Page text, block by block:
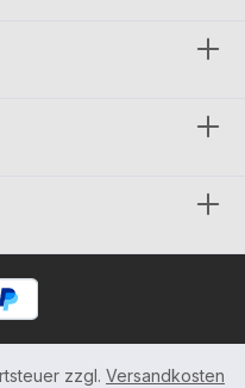
zzgl. Versandkosten